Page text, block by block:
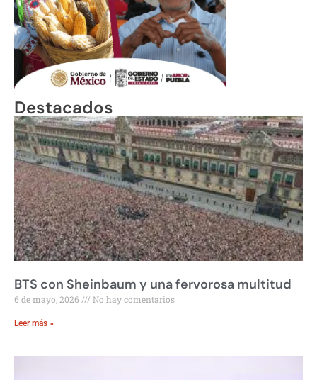
Destacados
BTS con Sheinbaum y una fervorosa multitud
6 de mayo, 2026 No hay comentarios
Leer más »